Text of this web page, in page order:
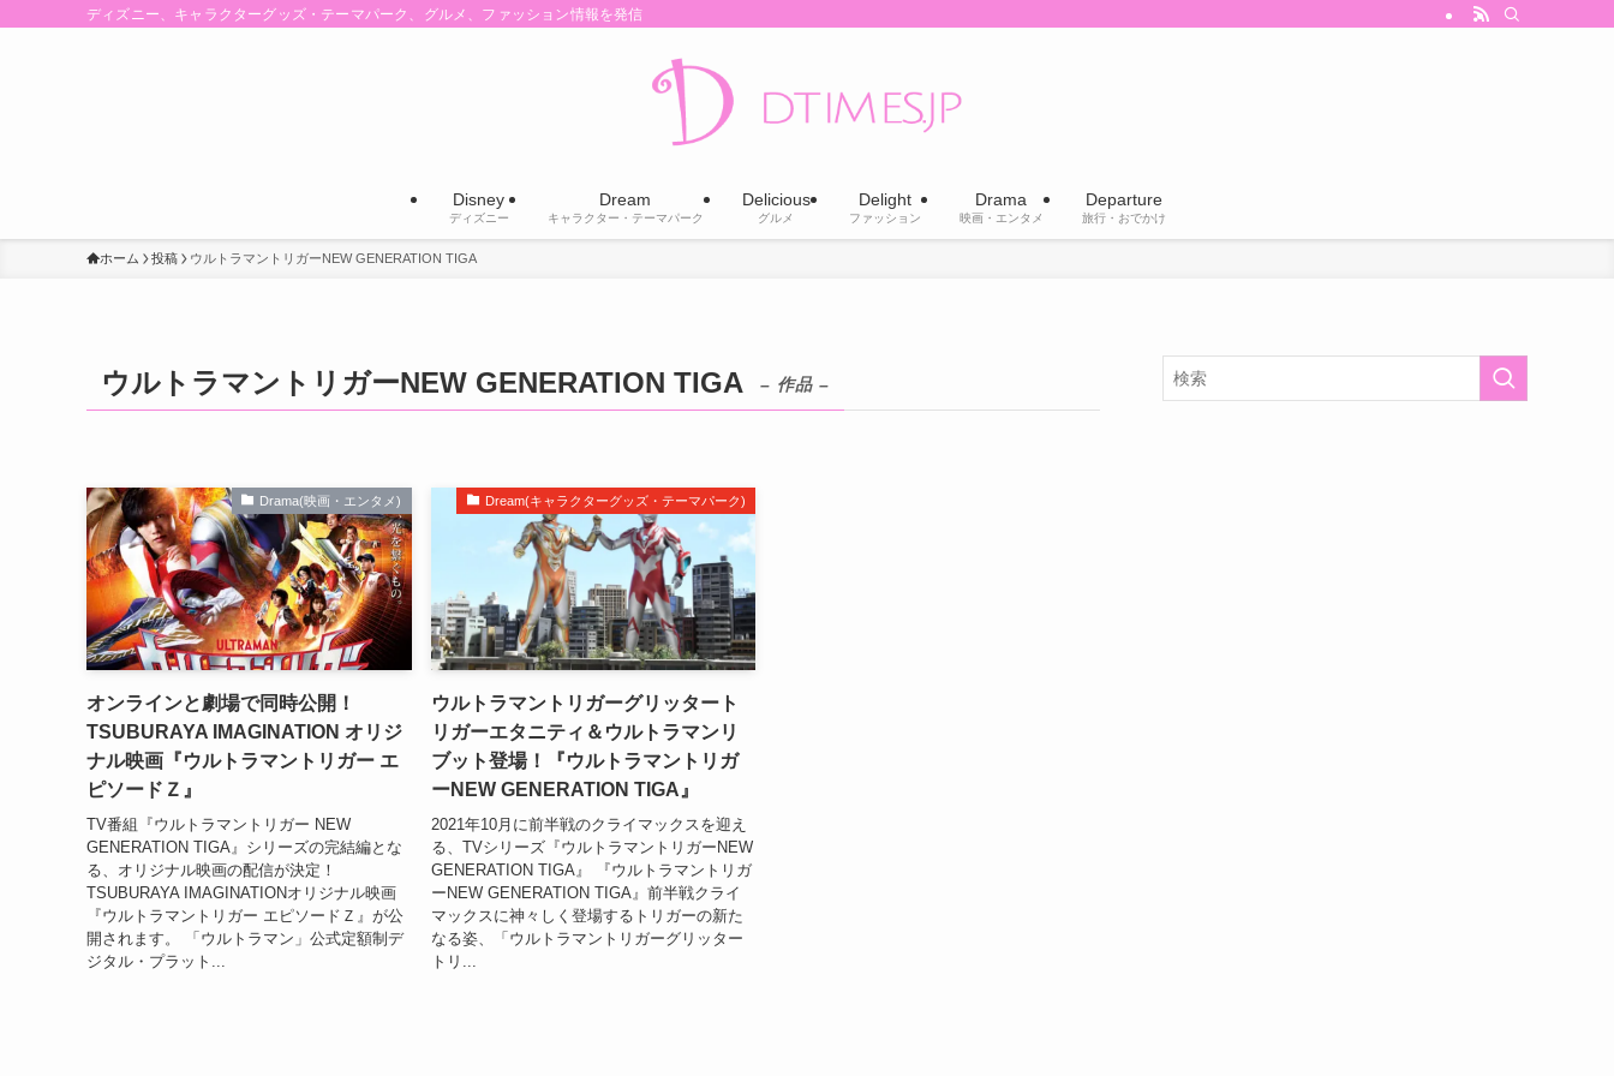
ディズニー、キャラクターグッズ・テーマパーク、グルメ、ファッション情報を発信
Disney
ディズニー
Dream
キャラクター・テーマパーク
Delicious
グルメ
Delight
ファッション
Drama
映画・エンタメ
Departure
旅行・おでかけ
ホーム 投稿 ウルトラマントリガーNEW GENERATION TIGA
ウルトラマントリガーNEW GENERATION TIGA – 作品 –
Drama(映画・エンタメ)
オンラインと劇場で同時公開！
TSUBURAYA IMAGINATION オリジ
ナル映画『ウルトラマントリガー エ
ピソードＺ』
TV番組『ウルトラマントリガー NEW
GENERATION TIGA』シリーズの完結編とな
る、オリジナル映画の配信が決定！
TSUBURAYA IMAGINATIONオリジナル映画
『ウルトラマントリガー エピソードＺ』が公
開されます。 「ウルトラマン」公式定額制デ
ジタル・プラット...
Dream(キャラクターグッズ・テーマパーク)
ウルトラマントリガーグリッタート
リガーエタニティ＆ウルトラマンリ
ブット登場！『ウルトラマントリガ
ーNEW GENERATION TIGA』
2021年10月に前半戦のクライマックスを迎え
る、TVシリーズ『ウルトラマントリガーNEW
GENERATION TIGA』 『ウルトラマントリガ
ーNEW GENERATION TIGA』前半戦クライ
マックスに神々しく登場するトリガーの新た
なる姿、「ウルトラマントリガーグリッター
トリ...